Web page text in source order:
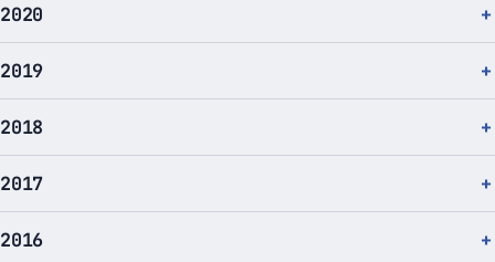
2020
2019
2018
2017
2016